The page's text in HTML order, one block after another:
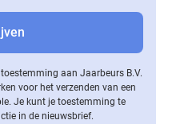
aan Jaarbeurs B.V.
voor het verzenden van een
Je kunt je toestemming te
in de nieuwsbrief.